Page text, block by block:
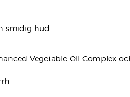
smidig hud.
Vegetable Oil Complex